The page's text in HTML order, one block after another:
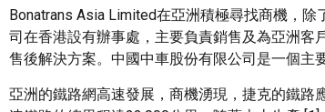
Bonatrans Asia Limited在亞洲積極尋找商機，
司在香港設有辦事處，主要負責銷售及為亞洲
售後解決方案。中國中車股份有限公司是一個主
亞洲的鐵路網高速發展，商機湧現，捷克的鐵路